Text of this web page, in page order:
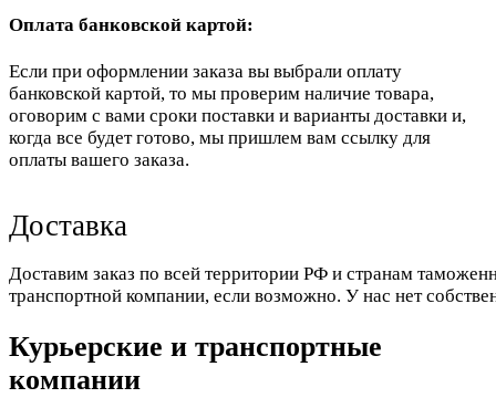
Оплата банковской картой:
Если при оформлении заказа вы выбрали оплату
банковской картой, то мы проверим наличие товара,
оговорим с вами сроки поставки и варианты доставки и,
когда все будет готово, мы пришлем вам ссылку для
оплаты вашего заказа.
Доставка
Доставим заказ по всей территории РФ и странам
транспортной компании, если возможно. У нас нет
Курьерские и транспортные
компании